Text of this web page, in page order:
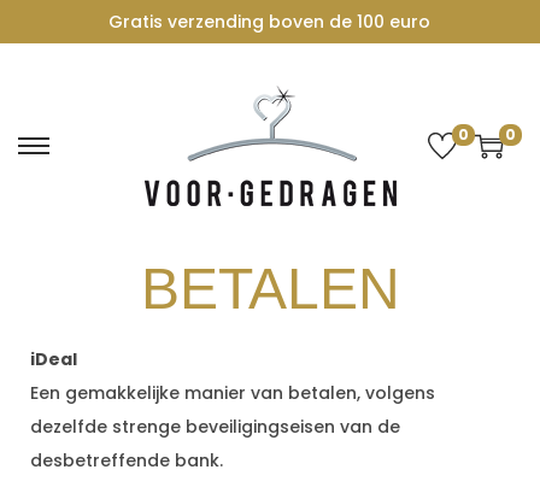
Gratis verzending boven de 100 euro
0 0
BETALEN
iDeal
Een gemakkelijke manier van betalen, volgens
dezelfde strenge beveiligingseisen van de
desbetreffende bank.